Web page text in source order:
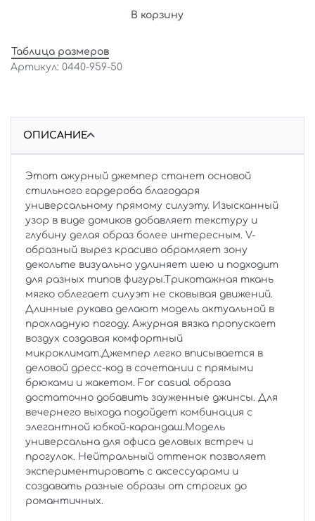
В корзину
Таблица размеров
0440-959-50
ОПИСАНИЕ
Этот ажурный джемпер станет основой
стильного гардероба благодаря
универсальному прямому силуэту. Изысканный
узор в виде домиков добавляет текстуру и
глубину делая образ более интересным. V-
образный вырез красиво обрамляет зону
декольте визуально удлиняет шею и подходит
для разных типов фигуры.Трикотажная ткань
мягко облегает силуэт не сковывая движений.
Длинные рукава делают модель актуальной в
прохладную погоду. Ажурная вязка пропускает
воздух создавая комфортный
микроклимат.Джемпер легко вписывается в
деловой дресс-код в сочетании с прямыми
брюками и жакетом. For casual образа
достаточно добавить зауженные джинсы. Для
вечернего выхода подойдет комбинация с
элегантной юбкой-карандаш.Модель
универсальна для офиса деловых встреч и
прогулок. Нейтральный оттенок позволяет
экспериментировать с аксессуарами и
создавать разные образы от строгих до
романтичных.